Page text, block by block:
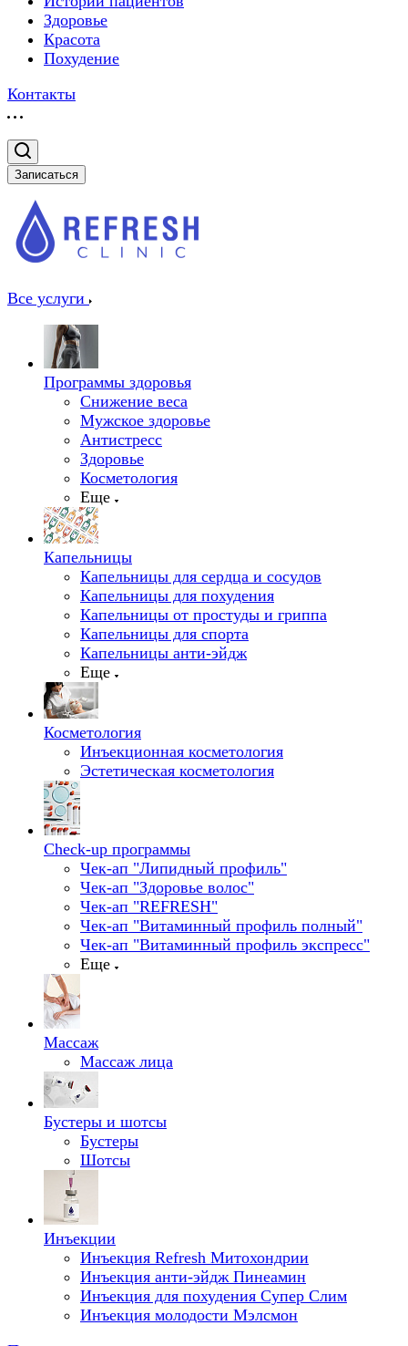
Здоровье
Красота
Похудение
Контакты
Записаться
Все услуги
Программы здоровья
Снижение веса
Мужское здоровье
Антистресс
Здоровье
Косметология
Еще
Капельницы
Капельницы для сердца и сосудов
Капельницы для похудения
Капельницы от простуды и гриппа
Капельницы для спорта
Капельницы анти-эйдж
Еще
Косметология
Инъекционная косметология
Эстетическая косметология
Check-up программы
Чек-ап "Липидный профиль"
Чек-ап "Здоровье волос"
Чек-ап "REFRESH"
Чек-ап "Витаминный профиль полный"
Чек-ап "Витаминный профиль экспресс"
Еще
Массаж
Массаж лица
Бустеры и шотсы
Бустеры
Шотсы
Инъекции
Инъекция Refresh Митохондрии
Инъекция анти-эйдж Пинеамин
Инъекция для похудения Супер Слим
Инъекция молодости Мэлсмон